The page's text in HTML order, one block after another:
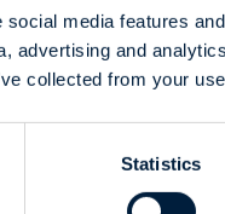
media features
advertising and
collected from your
Statistics